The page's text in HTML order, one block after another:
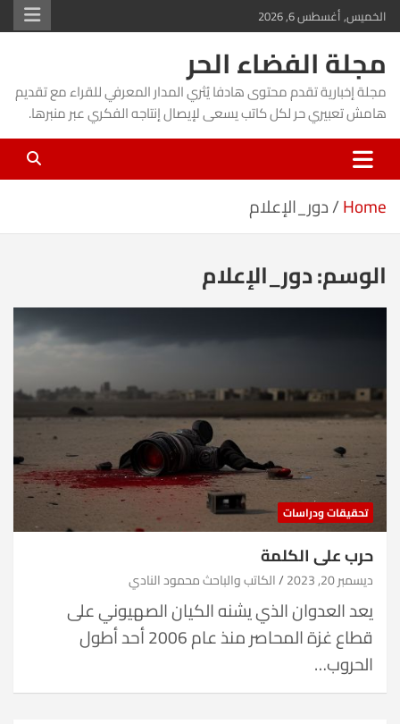
Skip
to
content
الخميس, أغسطس 6, 2026
مجلة الفضاء الحر
مجلة إخبارية تقدم محتوى هادفا يُثري المدار المعرفي للقراء مع تقديم
هامش تعبيري حر لكل كاتب يسعى لإيصال إنتاجه الفكري عبر منبرها.
Home دور_الإعلام
الوسم:دور_الإعلام
تحقيقات ودراسات
حرب على الكلمة
ديسمبر 20, 2023 الكاتب والباحث محمود النادي
يعد العدوان الذي يشنه الكيان الصهيوني على
قطاع غزة المحاصر منذ عام 2006 أحد أطول
الحروب…